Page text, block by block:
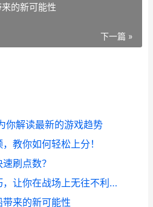
的新可能性
下一篇 »
你解读最新的游戏趋势
教你如何轻松上分！
刷点数？
王者荣耀铠穿墙小技巧，让你在战场上无往不利！
来的新可能性